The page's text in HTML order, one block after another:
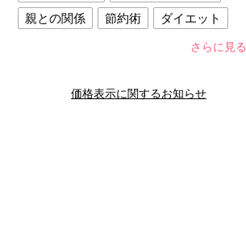
親との関係
節約術
ダイエット
夫との関係
新津春子 どか食い
さらに見る
価格表示に関するお知らせ